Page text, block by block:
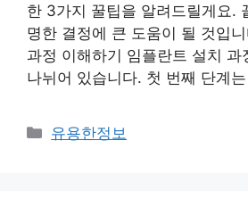
한 3가지 꿀팁을 알려드릴게요.
명한 결정에 큰 도움이 될 것입
과정 이해하기 임플란트 설치 과
나뉘어 있습니다. 첫 번째 단계
카
유용한정보